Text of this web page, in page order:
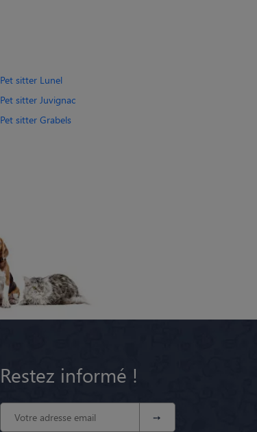
Pet sitter Lunel
Pet sitter Juvignac
Pet sitter Grabels
Restez informé !